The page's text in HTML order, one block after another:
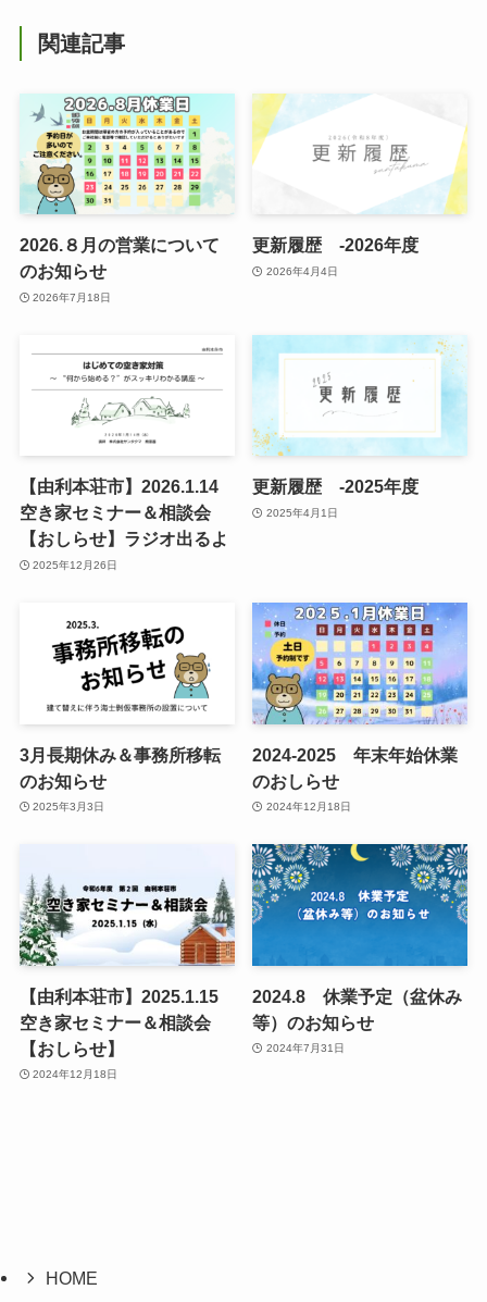
関連記事
2026.８月の営業について
のお知らせ
2026年7月18日
更新履歴 -2026年度
2026年4月4日
【由利本荘市】2026.1.14
空き家セミナー＆相談会
【おしらせ】ラジオ出るよ
2025年12月26日
更新履歴 -2025年度
2025年4月1日
3月長期休み＆事務所移転
のお知らせ
2025年3月3日
2024-2025 年末年始休業
のおしらせ
2024年12月18日
【由利本荘市】2025.1.15
空き家セミナー＆相談会
【おしらせ】
2024年12月18日
2024.8 休業予定（盆休み
等）のお知らせ
2024年7月31日
HOME